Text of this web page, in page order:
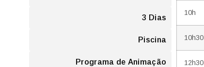
3 Dias
Piscina
Programa de Animação
10h
10h30
12h30